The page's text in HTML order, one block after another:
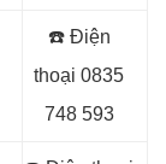
☎️ Điện
thoại 0835
748 593